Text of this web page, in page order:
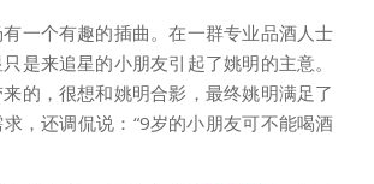
一个有趣的插曲。在一群专业品酒人士
是来追星的小朋友引起了姚明的主意。
的，很想和姚明合影，最终姚明满足了
，还调侃说：“9岁的小朋友可不能喝酒